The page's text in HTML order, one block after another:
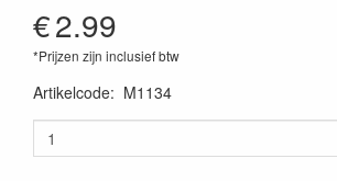
€2.99
*Prijzen zijn inclusief btw
Artikelcode: M1134